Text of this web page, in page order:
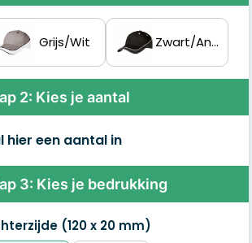
Grijs/Wit Zwart/Antraciet
2: Kies je aantal
hier een aantal in
3: Kies je bedrukking
(120 x 20 mm)